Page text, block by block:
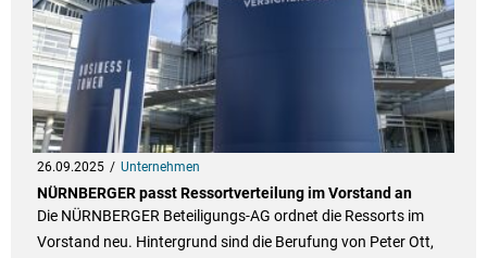
26.09.2025 Unternehmen
NÜRNBERGER passt Ressortverteilung im Vorstand an
Die NÜRNBERGER Beteiligungs-AG ordnet die Ressorts im
Vorstand neu. Hintergrund sind die Berufung von Peter Ott,